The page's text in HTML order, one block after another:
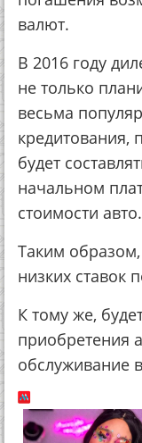
валют.
В 2016 году
не только
весьма
кредитования,
будет
начальном
стоимости авто.
Таким
низких ставок
К тому же,
приобретения
обслуживание